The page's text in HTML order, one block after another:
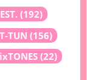
(192)
TUN (156)
(22)